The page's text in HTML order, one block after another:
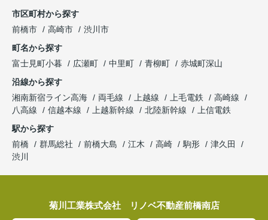
市区町村から探す
前橋市
高崎市
渋川市
町名から探す
富士見町小暮
広瀬町 中里町 青柳町
赤城町深山
沿線から探す
湘南新宿ライン高海
両毛線 上越線 上毛電鉄
高崎線
八高線
信越本線 上越新幹線 北陸新幹線
上信電鉄
駅から探す
前橋
群馬総社 前橋大島 江木 高崎 駒形
津久田
渋川
菊川工業株式会社 リノベ不動産前橋南店